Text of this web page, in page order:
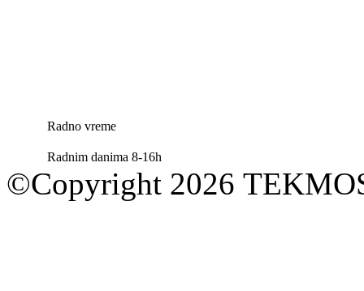
Radno vreme
Radnim danima 8-16h
©Copyright 2026